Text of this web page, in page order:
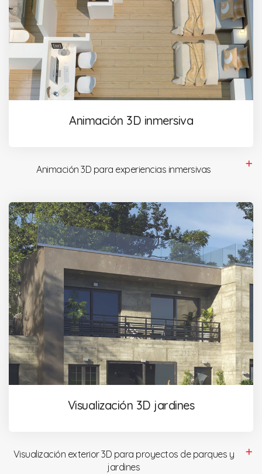
Animación 3D inmersiva
Animación 3D para experiencias inmersivas
Visualización 3D jardines
Visualización exterior 3D para proyectos de parques y
jardines